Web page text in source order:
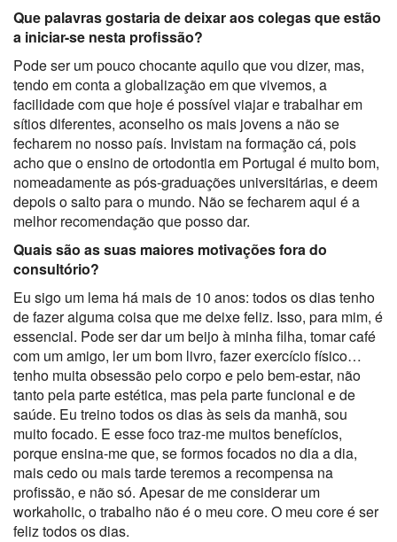
Que palavras gostaria de deixar aos colegas que estão
a iniciar-se nesta profissão?
Pode ser um pouco chocante aquilo que vou dizer, mas,
tendo em conta a globalização em que vivemos, a
facilidade com que hoje é possível viajar e trabalhar em
sítios diferentes, aconselho os mais jovens a não se
fecharem no nosso país. Invistam na formação cá, pois
acho que o ensino de ortodontia em Portugal é muito bom,
nomeadamente as pós-graduações universitárias, e deem
depois o salto para o mundo. Não se fecharem aqui é a
melhor recomendação que posso dar.
Quais são as suas maiores motivações fora do
consultório?
Eu sigo um lema há mais de 10 anos: todos os dias tenho
de fazer alguma coisa que me deixe feliz. Isso, para mim, é
essencial. Pode ser dar um beijo à minha filha, tomar café
com um amigo, ler um bom livro, fazer exercício físico…
tenho muita obsessão pelo corpo e pelo bem-estar, não
tanto pela parte estética, mas pela parte funcional e de
saúde. Eu treino todos os dias às seis da manhã, sou
muito focado. E esse foco traz-me muitos benefícios,
porque ensina-me que, se formos focados no dia a dia,
mais cedo ou mais tarde teremos a recompensa na
profissão, e não só. Apesar de me considerar um
workaholic, o trabalho não é o meu core. O meu core é ser
feliz todos os dias.